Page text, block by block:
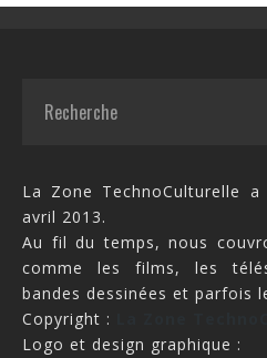
La Zone TechnoCulturelle
avril 2013.
Au fil du temps, nous
comme les films, les
bandes dessinées et parfois
Copyright :
Logo et design graphique :